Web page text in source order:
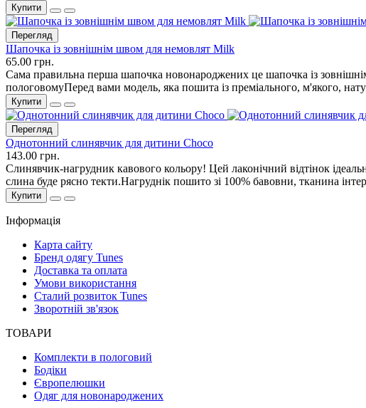
Купити
Перегляд
Шапочка із зовнішнім швом для немовлят Milk
65.00 грн.
Сама правильна перша шапочка новонароджених це шапочка із
пологовомуПеред вами модель, яка пошита із преміального, м'якого,
Купити
Перегляд
Однотонний слинявчик для дитини Choco
143.00 грн.
Слинявчик-нагрудник кавового кольору! Цей лаконічний відтінок
слина буде рясно текти.Нагруднік пошито зі 100% бавовни, тканина
Купити
Інформація
Карта сайту
Бренд одягу Tunes
Доставка та оплата
Умови використання
Сталий розвиток Tunes
Зворотній зв'язок
ТОВАРИ
Комплекти в пологовий
Бодіки
Європелюшки
Одяг для новонароджених